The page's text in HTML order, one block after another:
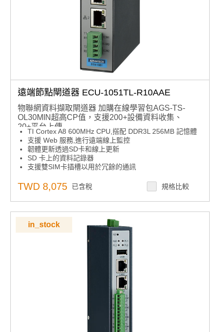
遠端節點閘道器 ECU-1051TL-R10AAE
物聯網資料擷取閘道器 加購在線學習包AGS-TS-
OL30MIN超高CP值，支援200+設備資料收集、
20+平台上傳
TI Cortex A8 600MHz CPU,搭配 DDR3L 256MB 記憶體
支援 Web 服務,進行遠端線上監控
韌體更新透過SD卡和線上更新
SD 卡上的資料記錄器
支援雙SIM卡插槽以用於冗餘的通訊
FTP/HTTP/DHCP/TCP/IP供用戶進行雲端通訊
工作溫度:-40~ 70°C
PLC上雲連線端：WISE-PaaS, Azure IoT Hub, AWS等
Data Server：OPC UA支援IEC 61131-3 SoftLogic
提供以下選配供採購，請選擇其中一項，並勾選項目中的
全部料號
1. Cellular Solution - 96PD-EC25EFA, 1750006264,
1750005865( 含LTE Module, 線材, 天線 )
2. WIFI Solution - 96PD-RYUW131, 1750006043,
1750000318, (含Wifi Module, 線材, 天線)
3. Storage Solution - 96FMMSDI-4G-ET-AT1,
96FMMSDI-8G-ET-AT1 ( Data logger 功能)
TWD 8,075 已含稅 規格比較
in_stock